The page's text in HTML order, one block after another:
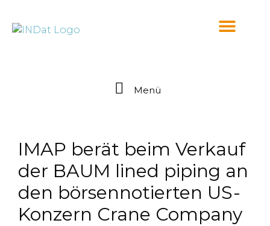
Menü
IMAP berät beim Verkauf
der BAUM lined piping an
den börsennotierten US-
Konzern Crane Company